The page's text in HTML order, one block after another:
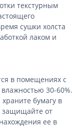
текстурным
сушки холста
лаком и
в помещениях с
30-60%.
бумагу в
защищайте от
ее в